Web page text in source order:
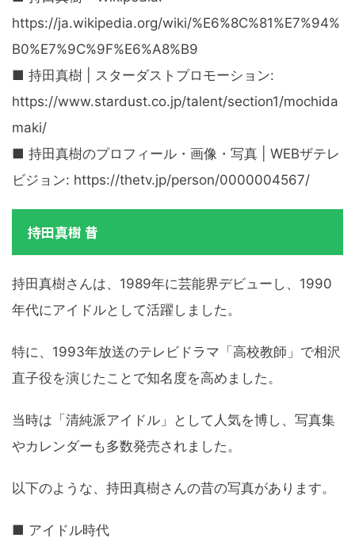
https://ja.wikipedia.org/wiki/%E6%8C%81%E7%94%
B0%E7%9C%9F%E6%A8%B9
■ 持田真樹 | スターダストプロモーション:
https://www.stardust.co.jp/talent/section1/mochida
maki/
■ 持田真樹のプロフィール・画像・写真 | WEBザテレ
ビジョン: https://thetv.jp/person/0000004567/
持田真樹 昔
持田真樹さんは、1989年に芸能界デビューし、1990
年代にアイドルとして活躍しました。
特に、1993年放送のテレビドラマ「高校教師」で相沢
直子役を演じたことで知名度を高めました。
当時は「清純派アイドル」として人気を博し、写真集
やカレンダーも多数発売されました。
以下のような、持田真樹さんの昔の写真があります。
■ アイドル時代